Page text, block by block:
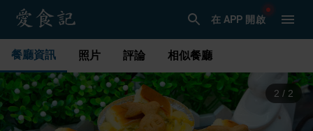
在 APP 開啟
餐廳資訊 照片 評論 相似餐廳
1 / 2